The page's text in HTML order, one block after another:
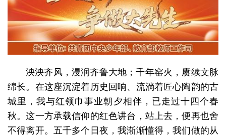
泱泱齐风，浸润齐鲁大地；千年窑火，赓续文脉
绵长。在这座沉淀着历史回响、流淌着匠心陶韵的古
城里，我与红领巾事业朝夕相伴，已走过十四个春
秋。这一方承载信仰的红色讲台，站上去，便再也舍
不得离开。五千多个日夜，我渐渐懂得，我们做的从